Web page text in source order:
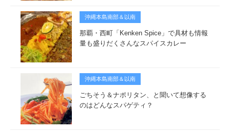
沖縄本島南部＆以南
那覇・西町「Kenken Spice」で具材も情報
量も盛りだくさんなスパイスカレー
沖縄本島南部＆以南
ごちそう＆ナポリタン、と聞いて想像する
のはどんなスパゲティ？